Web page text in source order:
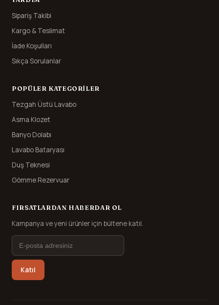
Sipariş Takibi
Kargo & Teslimat
İade Koşulları
Sıkça Sorulanlar
POPÜLER KATEGORILER
Tezgah Üstü Lavabo
Asma Klozet
Banyo Dolabı
Lavabo Bataryası
Duş Teknesi
Gömme Rezervuar
FIRSATLARDAN HABERDAR OL
Kampanya ve yeni ürünler için bültene katıl.
Katıl